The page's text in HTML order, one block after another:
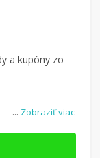
... Zobraziť viac
a kupóny zo